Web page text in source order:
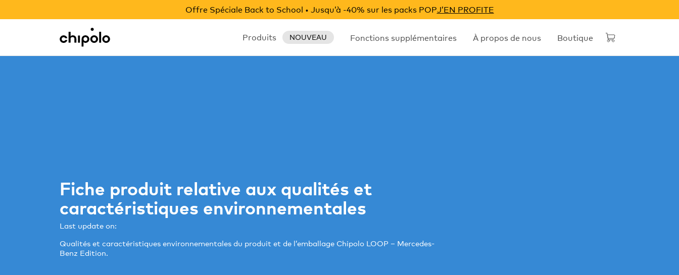
Offre Spéciale Back to School • Jusqu’à -40% sur les packs POPJ’EN PROFITE
Chipolo - Home page Produits NOUVEAU Fonctions supplémentaires À propos de nous Boutique
Integrations
Fiche produit relative aux qualités et
caractéristiques environnementales
Last update on:
Qualités et caractéristiques environnementales du produit et de l’emballage Chipolo LOOP – Mercedes-
Benz Edition.